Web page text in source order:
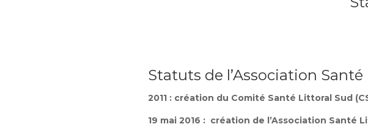
Statuts de l’Association Santé
2011 : création du Comité Santé Littoral Sud
19 mai 2016 : création de l’Association Santé